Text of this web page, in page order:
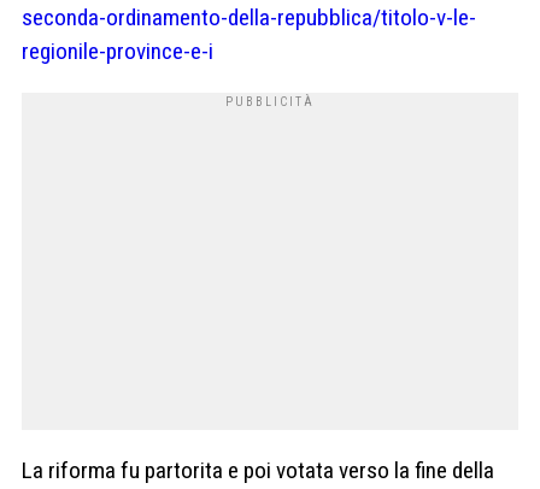
seconda-ordinamento-della-repubblica/titolo-v-le-
regionile-province-e-i
La riforma fu partorita e poi votata verso la fine della